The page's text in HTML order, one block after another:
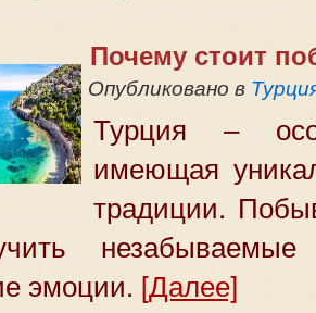
Почему стоит
Опубликовано в
Турция –
имеющая
традиции.
эмоции. [Далее]